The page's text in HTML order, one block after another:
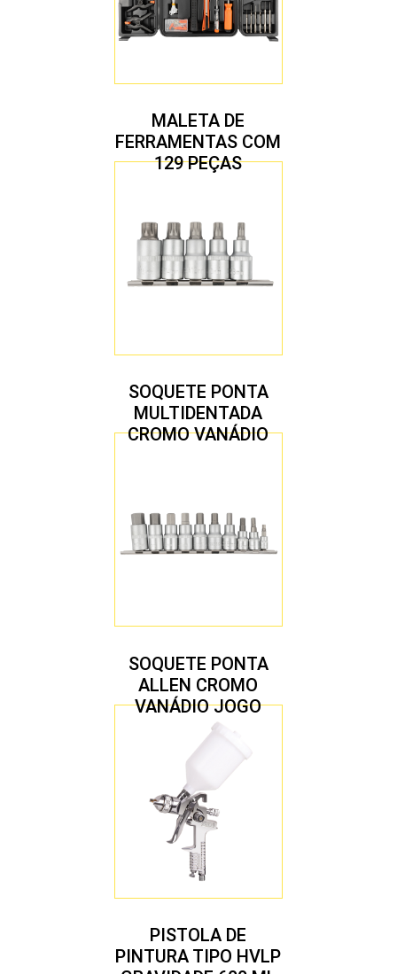
MALETA DE
FERRAMENTAS COM
129 PEÇAS
SOQUETE PONTA
MULTIDENTADA
CROMO VANÁDIO
SOQUETE PONTA
ALLEN CROMO
VANÁDIO JOGO
COM 10 PEÇAS
PISTOLA DE
PINTURA TIPO HVLP